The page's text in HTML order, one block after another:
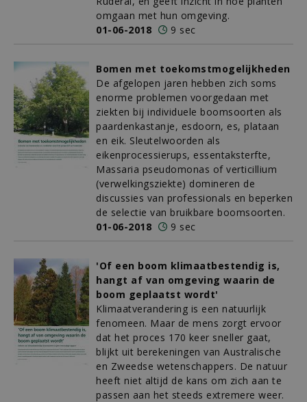
omgaan met hun omgeving.
01-06-2018
9 sec
Bomen met toekomstmogelijkheden
De afgelopen jaren hebben zich soms
enorme problemen voorgedaan met
ziekten bij individuele boomsoorten als
paardenkastanje, esdoorn, es, plataan
en eik. Sleutelwoorden als
eikenprocessierups, essentaksterfte,
Massaria pseudomonas of verticillium
(verwelkingsziekte) domineren de
discussies van professionals en beperken
de selectie van bruikbare boomsoorten.
01-06-2018
9 sec
'Of een boom klimaatbestendig is,
hangt af van omgeving waarin de
boom geplaatst wordt'
Klimaatverandering is een natuurlijk
fenomeen. Maar de mens zorgt ervoor
dat het proces 170 keer sneller gaat,
blijkt uit berekeningen van Australische
en Zweedse wetenschappers. De natuur
heeft niet altijd de kans om zich aan te
passen aan het steeds extremere weer.